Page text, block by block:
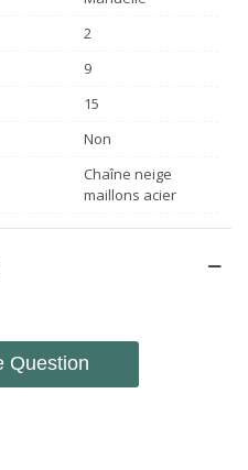
2
9
15
Non
Chaîne neige
maillons acier
Question